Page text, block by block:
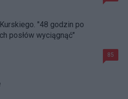
"48 godzin po
posłów wyciągnąć"
85